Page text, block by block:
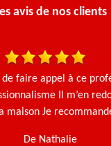
avis de nos clients
faire appel à ce
Il m’en
maison Je
De Nathalie